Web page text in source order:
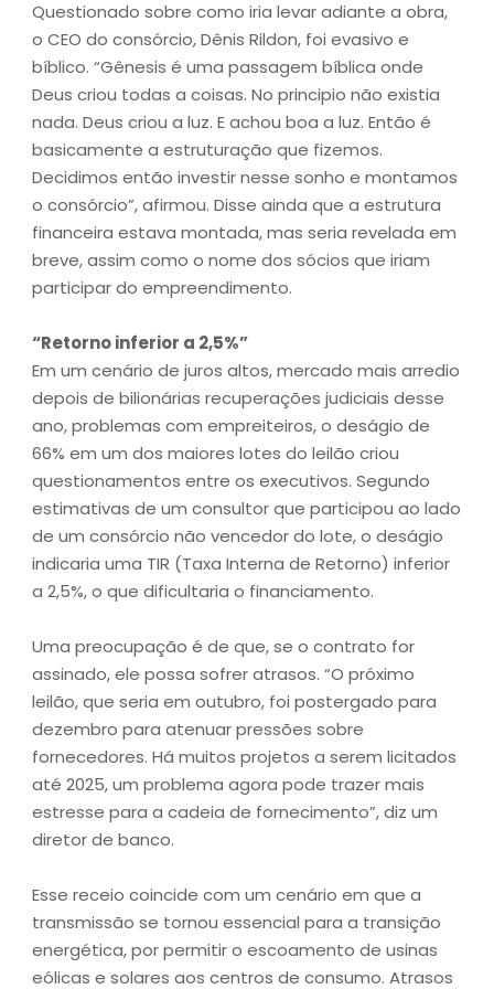
Questionado sobre como iria levar adiante a obra,
o CEO do consórcio, Dênis Rildon, foi evasivo e
bíblico. “Gênesis é uma passagem bíblica onde
Deus criou todas a coisas. No principio não existia
nada. Deus criou a luz. E achou boa a luz. Então é
basicamente a estruturação que fizemos.
Decidimos então investir nesse sonho e montamos
o consórcio”, afirmou. Disse ainda que a estrutura
financeira estava montada, mas seria revelada em
breve, assim como o nome dos sócios que iriam
participar do empreendimento.
“Retorno inferior a 2,5%”
Em um cenário de juros altos, mercado mais arredio
depois de bilionárias recuperações judiciais desse
ano, problemas com empreiteiros, o deságio de
66% em um dos maiores lotes do leilão criou
questionamentos entre os executivos. Segundo
estimativas de um consultor que participou ao lado
de um consórcio não vencedor do lote, o deságio
indicaria uma TIR (Taxa Interna de Retorno) inferior
a 2,5%, o que dificultaria o financiamento.
Uma preocupação é de que, se o contrato for
assinado, ele possa sofrer atrasos. “O próximo
leilão, que seria em outubro, foi postergado para
dezembro para atenuar pressões sobre
fornecedores. Há muitos projetos a serem licitados
até 2025, um problema agora pode trazer mais
estresse para a cadeia de fornecimento”, diz um
diretor de banco.
Esse receio coincide com um cenário em que a
transmissão se tornou essencial para a transição
energética, por permitir o escoamento de usinas
eólicas e solares aos centros de consumo. Atrasos